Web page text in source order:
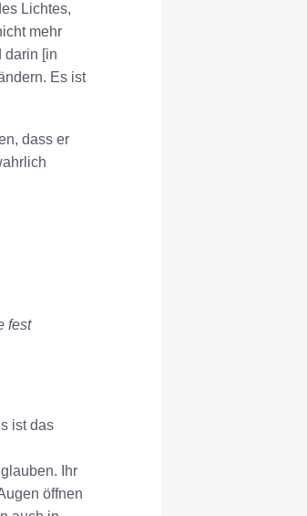
Lichtes,
mehr
darin [in
Es ist
dass er
fest
ist das
Ihr
öffnen